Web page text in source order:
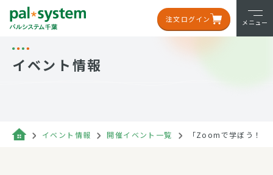
注文ログイン メニュー
イベント情報
イベント情報 開催イベント一覧 「Zoomで学ぼう！